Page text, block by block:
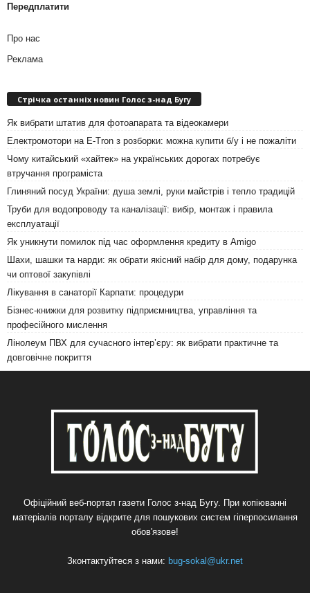
Передплатити
Про нас
Реклама
Стрічка останніх новин Голос з-над Бугу
Як вибрати штатив для фотоапарата та відеокамери
Електромотори на E-Tron з розборки: можна купити б/у і не пожаліти
Чому китайський «хайтек» на українських дорогах потребує
втручання програміста
Глиняний посуд України: душа землі, руки майстрів і тепло традицій
Труби для водопроводу та каналізації: вибір, монтаж і правила
експлуатації
Як уникнути помилок під час оформлення кредиту в Amigo
Шахи, шашки та нарди: як обрати якісний набір для дому, подарунка
чи оптової закупівлі
Лікування в санаторії Карпати: процедури
Бізнес-книжки для розвитку підприємництва, управління та
професійного мислення
Лінолеум ПВХ для сучасного інтер’єру: як вибрати практичне та
довговічне покриття
Офіційний веб-портал газети Голос з-над Бугу. При копіюванні
матеріалів порталу відкрите для пошукових систем гіперпосилання
обов'язове!
Зконтактуйтеся з нами: bug-sokal@ukr.net